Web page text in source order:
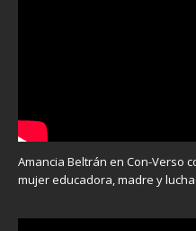
Amancia Beltrán en Con-Verso
mujer educadora, madre y